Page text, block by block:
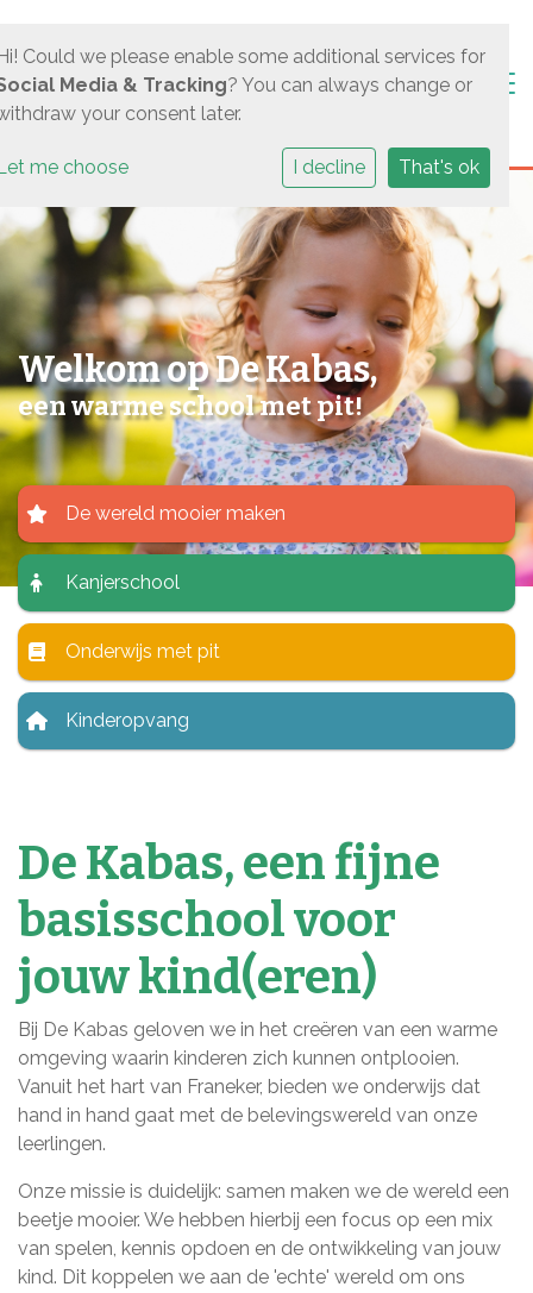
Welkom op De Kabas,
een warme school met pit!
De wereld mooier maken
Kanjerschool
Onderwijs met pit
Kinderopvang
De Kabas, een fijne
basisschool voor
jouw kind(eren)
Bij De Kabas geloven we in het creëren van een warme
omgeving waarin kinderen zich kunnen ontplooien.
Vanuit het hart van Franeker, bieden we onderwijs dat
hand in hand gaat met de belevingswereld van onze
leerlingen.
Onze missie is duidelijk: samen maken we de wereld een
beetje mooier. We hebben hierbij een focus op een mix
van spelen, kennis opdoen en de ontwikkeling van jouw
kind. Dit koppelen we aan de 'echte' wereld om ons
Could we please enable some additional services for
Media & Tracking? You can always change or
your consent later.
me choose I decline That's ok